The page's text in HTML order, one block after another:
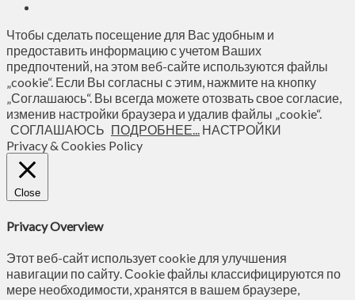
Чтобы сделать посещение для Вас удобным и
предоставить информацию с учетом Ваших
предпочтений, на этом веб-сайте используются файлы
„cookie“. Если Вы согласны с этим, нажмите на кнопку
„Соглашаюсь“. Вы всегда можете отозвать свое согласие,
изменив настройки браузера и удалив файлы „cookie“.
СОГЛАШАЮСЬ ПОДРОБНЕЕ... НАСТРОЙКИ
Privacy & Cookies Policy
Close
Privacy Overview
Этот веб-сайт использует cookie для улучшения
навигации по сайту. Сookie файлы классифицируются по
мере необходимости, хранятся в вашем браузере,